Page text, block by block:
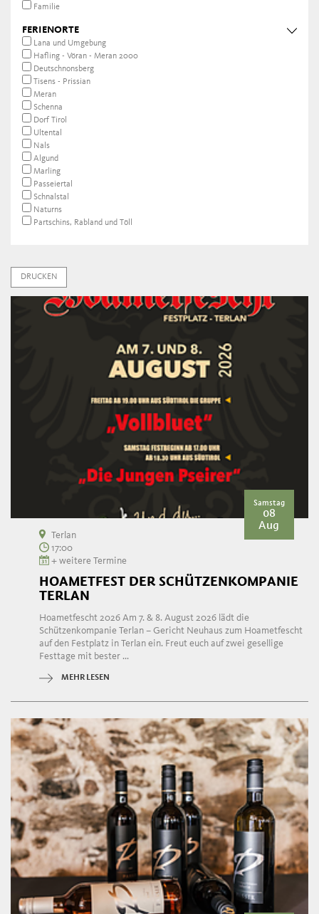
Familie
FERIENORTE
Lana und Umgebung
Hafling - Vöran - Meran 2000
Deutschnonsberg
Tisens - Prissian
Meran
Schenna
Dorf Tirol
Ultental
Nals
Algund
Marling
Passeiertal
Schnalstal
Naturns
Partschins, Rabland und Töll
DRUCKEN
Samstag
08
Aug
Terlan
17:00
+ weitere Termine
HOAMETFEST DER SCHÜTZENKOMPANIE
TERLAN
Hoametfescht 2026 Am 7. & 8. August 2026 lädt die
Schützenkompanie Terlan – Gericht Neuhaus zum Hoametfescht
auf den Festplatz in Terlan ein. Freut euch auf zwei gesellige
Festtage mit bester ...
MEHR LESEN